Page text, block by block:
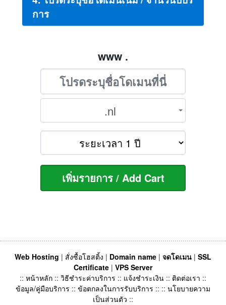
การ
www .
.nl
Web Hosting | สั่งซื้อโฮสติ้ง | Domain name | จดโดเมน | SSL
Certificate | VPS Server
:: หน้าหลัก :: วิธีชำระค่าบริการ :: แจ้งชำระเงิน :: ติดต่อเรา ::
ข้อมูล/คู่มือบริการ :: ข้อตกลงในการรับบริการ :: :: นโยบายความ
เป็นส่วนตัว ::